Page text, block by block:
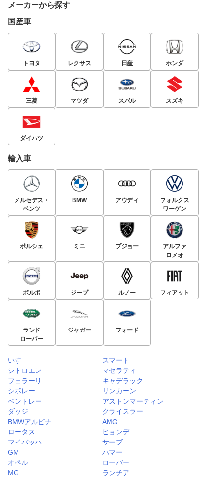
メーカーから探す
国産車
トヨタ レクサス 日産 ホンダ
三菱 マツダ スバル スズキ
ダイハツ
輸入車
メルセデス・
ベンツ
BMW アウディ
フォルクス
ワーゲン
ポルシェ ミニ プジョー
アルファ
ロメオ
ボルボ ジープ ルノー フィアット
ランド
ローバー
ジャガー フォード
いすゞ
スマート
シトロエン
マセラティ
フェラーリ
キャデラック
シボレー
リンカーン
ベントレー
アストンマーティン
ダッジ
クライスラー
BMWアルピナ
AMG
ロータス
ヒョンデ
マイバッハ
サーブ
GM
ハマー
オペル
ローバー
MG
ランチア